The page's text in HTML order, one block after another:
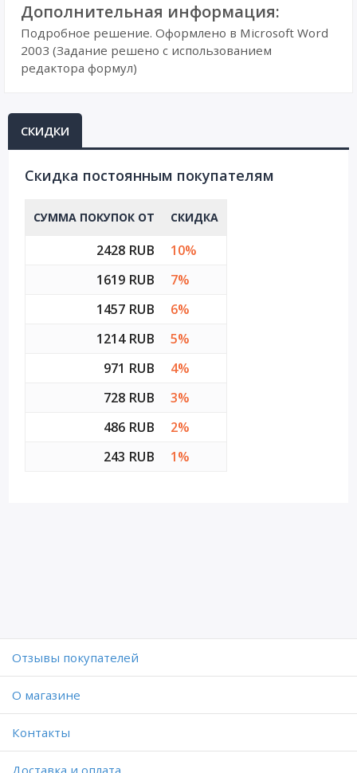
Дополнительная информация:
Подробное решение. Оформлено в Microsoft Word
2003 (Задание решено с использованием
редактора формул)
СКИДКИ
Cкидка постоянным покупателям
СУММА ПОКУПОК ОТ СКИДКА
2428 RUB
10%
1619 RUB
7%
1457 RUB
6%
1214 RUB
5%
971 RUB
4%
728 RUB
3%
486 RUB
2%
243 RUB
1%
Отзывы покупателей
O магазине
Контакты
Доставка и оплата